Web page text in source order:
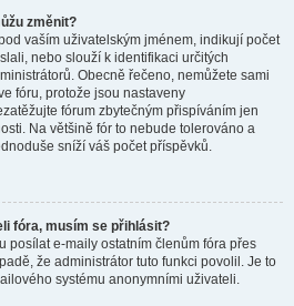
změnit?
vaším uživatelským jménem, indikují počet
nebo slouží k identifikaci určitých
Obecně řečeno, nemůžete sami
fóru, protože jsou nastaveny
fórum zbytečným přispíváním jen
Na většině fór to nebude tolerováno a
sníží váš počet příspěvků.
fóra, musím se přihlásit?
posílat e-maily ostatním členům fóra přes
že administrátor tuto funkci povolil. Je to
systému anonymními uživateli.